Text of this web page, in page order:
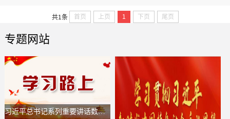
共1条 首页 上页 1 下页 尾页
专题网站
习近平总书记系列重要讲话数据库